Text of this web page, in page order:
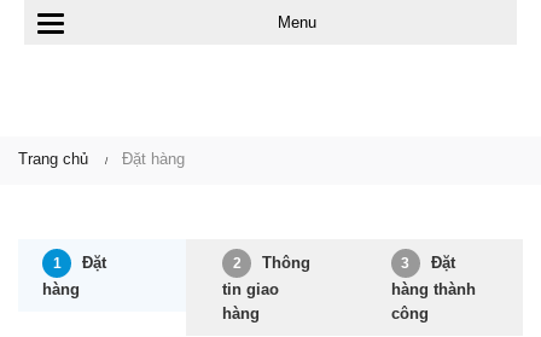
T
g
e
n
Menu
Trang chủ Đặt hàng
1
Đặt
hàng
2
Thông
tin giao
hàng
3
Đặt
hàng thành
công